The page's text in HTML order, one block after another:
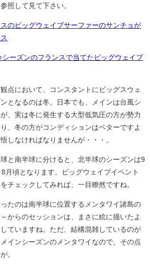
照して見て下さい。
のビッグウェイブサーファーのサンチョが
ーズンのフランスで当てたビッグウェイブ
点において、コンスタントにビッグスウェ
となるのは冬。日本でも、メインは台風シ
、実は冬に発生する大型低気圧の方が勢力
、冬の方がコンディションはベターですよ
しなければなりませんが・・・。
と南半球に分けると、北半球のシーズンは9
月頃となります。ビッグウェイブイベント
チェックしてみれば、一目瞭然ですね。
たのは南半球に位置するメンタワイ諸島の
からのセッションは、まさに絵に描いたよ
ていますね。ただ、結構混雑しているのが
インシーズンのメンタワイなので、その点
。